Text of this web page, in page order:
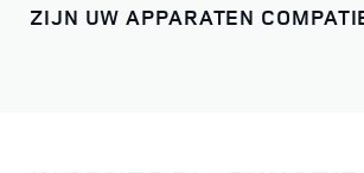
ZIJN UW APPARATEN